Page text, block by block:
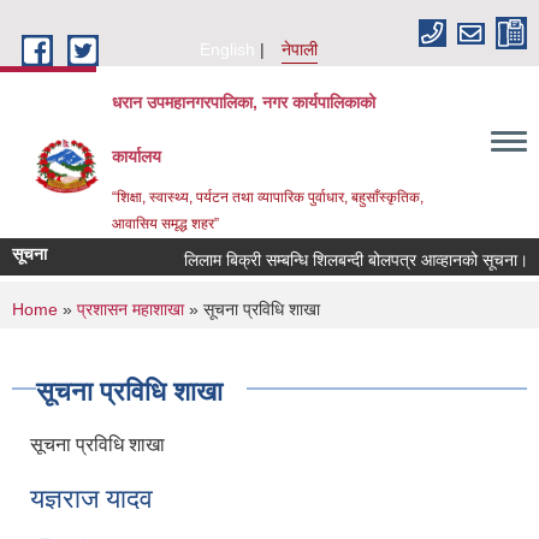
English
नेपाली
धरान उपमहानगरपालिका, नगर कार्यपालिकाको
कार्यालय
“शिक्षा, स्वास्थ्य, पर्यटन तथा व्यापारिक पुर्वाधार, बहुसाँस्कृतिक,
आवासिय समृद्ध शहर”
सूचना लिलाम बिक्री सम्बन्धि शिलबन्दी बोलपत्र आव्हानको सूचना।
You are here
Home » प्रशासन महाशाखा» सूचना प्रविधि शाखा
सूचना प्रविधि शाखा
सूचना प्रविधि शाखा
यज्ञराज यादव